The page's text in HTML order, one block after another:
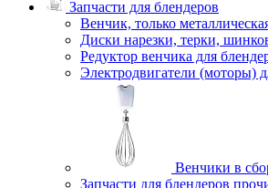
Запчасти для блендеров
Венчик, только
Диски нарезки, терки,
Редуктор венчика для
Электродвигатели (моторы)
Венчики в
Запчасти для блендеров